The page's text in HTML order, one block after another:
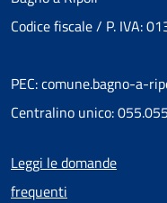
Codice fiscale / P. IVA:
PEC: comune.bagno-a-
Centralino unico: 055.055
Menu piè di
Leggi le domande
frequenti